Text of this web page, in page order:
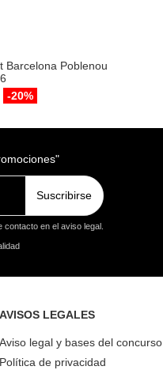
Barcelona Poblenou
-20%
Suscribirse
en el aviso legal.
AVISOS LEGALES
Aviso legal y bases del concurso
Política de privacidad